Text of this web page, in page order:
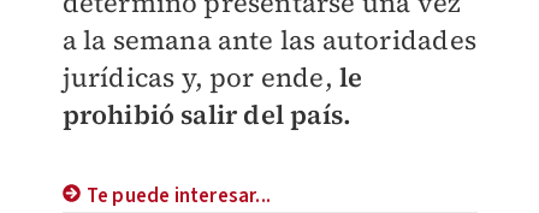
a la semana ante las autoridades
jurídicas y, por ende, le
prohibió salir del país.
Te puede interesar...